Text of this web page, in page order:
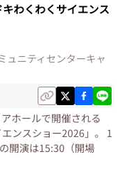
わくわくサイエンス
ュニティセンターキャ
ホールで開催される
ンスショー2026」。 1
開演は15:30（開場